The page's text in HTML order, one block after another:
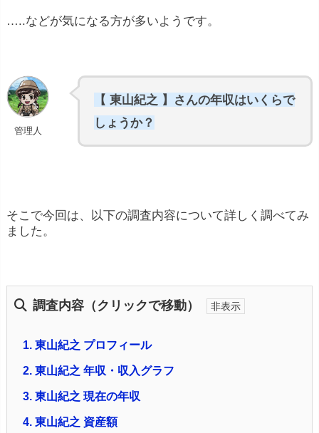
…..などが気になる方が多いようです。
管理人
【 東山紀之 】さんの年収はいくらで
しょうか？
そこで今回は、以下の調査内容について詳しく調べてみ
ました。
調査内容（クリックで移動）
1. 東山紀之 プロフィール
2. 東山紀之 年収・収入グラフ
3. 東山紀之 現在の年収
4. 東山紀之 資産額